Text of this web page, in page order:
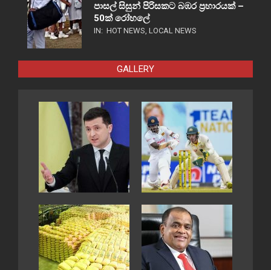
පාසල් සිසුන් පිරිසකට බඹර ප්‍රහාරයක් –
50ක් රෝහලේ
IN: HOT NEWS, LOCAL NEWS
GALLERY